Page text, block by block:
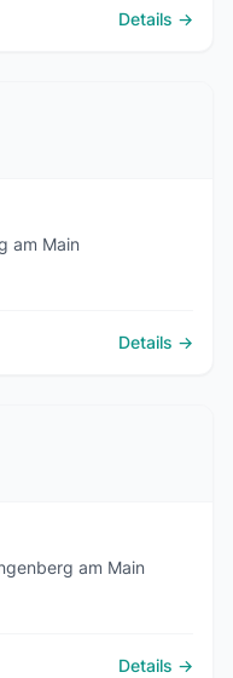
Details →
am Main
Details →
am Main
Details →